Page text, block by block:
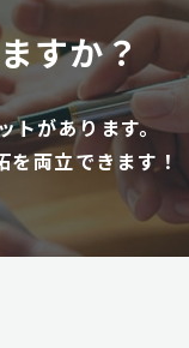
すか？
トがあります。
両立できます！